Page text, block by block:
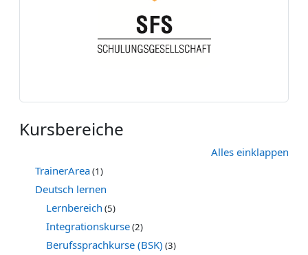
Kursbereiche
Alles einklappen
TrainerArea(1)
Deutsch lernen
Lernbereich (5)
Integrationskurse(2)
Berufssprachkurse (BSK) (3)